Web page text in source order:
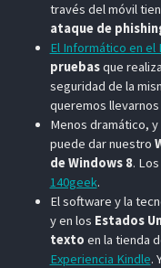
través del móvil
ataque de
El Informático en el
pruebasque
seguridad de la
queremos
Menos dramático,
puede dar nuestro
de Windows 8.
140geek.
El software y la
y en los Estados
texto en la tienda
Experiencia Kindle.